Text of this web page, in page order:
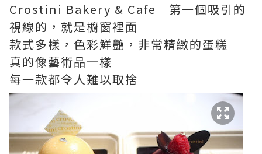
Crostini Bakery & Cafe 第一個吸引的
視線的，就是櫥窗裡面
款式多樣，色彩鮮艷，非常精緻的蛋糕
真的像藝術品一樣
每一款都令人難以取捨